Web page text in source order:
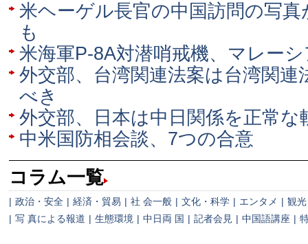
米ヘーゲル長官の中国訪問の写
も
米海軍P-8A対潜哨戒機、マレー
外交部、台湾関連法案は台湾関連
べき
外交部、日本は中日関係を正常な
中米国防相会談、7つの合意
コラム一覧
| 政治・安全 | 経済・貿易 | 社 会一般 | 文化・科学 | エンタメ | 観光
| 写 真による報道 | 生態環境 | 中日両 国 | 記者会見 | 中国語講座 |